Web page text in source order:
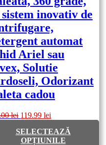
inovativ de
automat
Ariel sau
Solutie
Odorizant
cadou
lei Prețul
a
fost:
119.99 lei
este:
119.99 lei.
SELECTEAZĂ
OPȚIUNILE